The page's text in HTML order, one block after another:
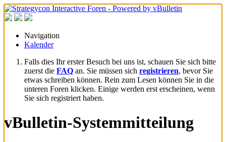
Navigation
Kalender
Falls dies Ihr erster Besuch bei uns ist, schauen Sie sich bitte
zuerst die FAQ an. Sie müssen sich registrieren, bevor Sie
etwas schreiben können. Rein zum Lesen können Sie in die
unteren Foren klicken. Einige werden erst erscheinen, wenn
Sie sich registriert haben.
vBulletin-Systemmitteilung